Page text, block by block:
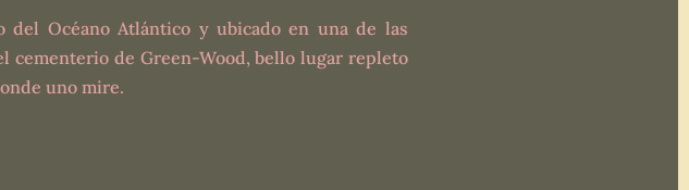
Océano Atlántico y ubicado en una de las
cementerio de Green-Wood, bello lugar repleto
uno mire.